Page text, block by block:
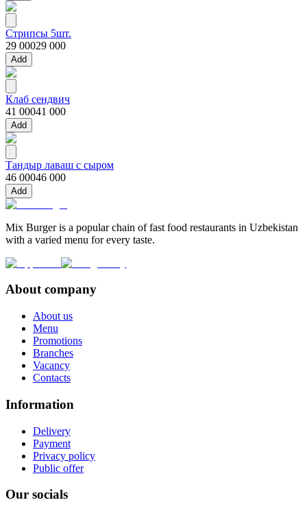
Стрипсы 5шт.
29 00029 000
Add
Клаб сендвич
41 00041 000
Add
Тандыр лаваш с сыром
46 00046 000
Add
Mix Burger is a popular chain of fast food restaurants in Uzbekistan
with a varied menu for every taste.
About company
About us
Menu
Promotions
Branches
Vacancy
Contacts
Information
Delivery
Payment
Privacy policy
Public offer
Our socials